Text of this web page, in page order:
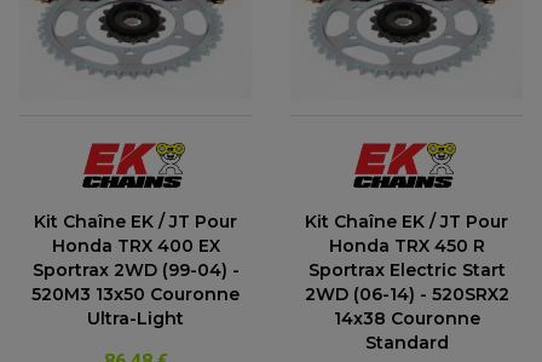
Kit Chaîne EK / JT Pour
Honda TRX 400 EX
Sportrax 2WD (99-04) -
520M3 13x50 Couronne
Ultra-Light
Kit Chaîne EK / JT Pour
Honda TRX 450 R
Sportrax Electric Start
2WD (06-14) - 520SRX2
14x38 Couronne
Standard